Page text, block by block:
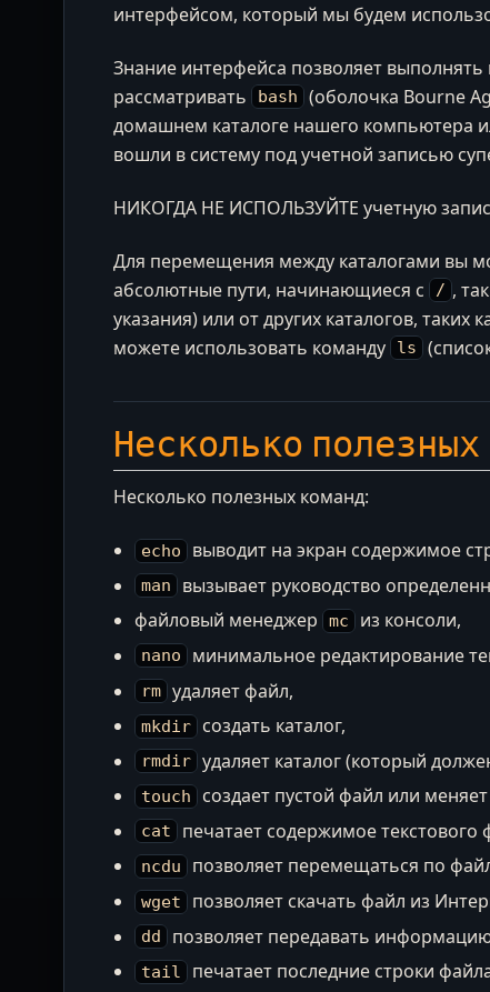
интерфейсом, который мы будем
Знание интерфейса позволяет
рассматривать
bash
(оболочка Bourne
домашнем каталоге нашего компьютера
вошли в систему под учетной записью
НИКОГДА НЕ ИСПОЛЬЗУЙТЕ учетную
Для перемещения между каталогами вы
абсолютные пути, начинающиеся с
/ ,
указания) или от других каталогов, таких
можете использовать команду
ls
Несколько полезных
Несколько полезных команд:
echo выводит на экран содержимое
man
вызывает руководство
файловый менеджер mc из консоли,
nano минимальное редактирование
rm удаляет файл,
mkdir создать каталог,
rmdir удаляет каталог (который
touch создает пустой файл или
cat печатает содержимое текстового
ncdu позволяет перемещаться по
wget позволяет скачать файл из
dd позволяет передавать
tail печатает последние строки